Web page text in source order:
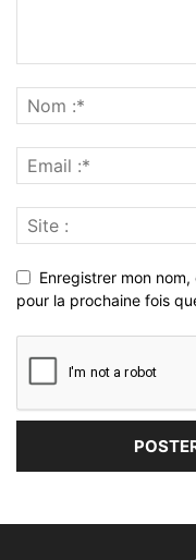
Enregistrer mon
pour la prochaine fois